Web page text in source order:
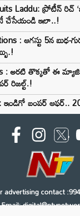
Laddu: ప్రోటీన్ రిచ్
చేసేయండి ఇలా..!
: ఆగస్టు 5న
: అరటి తొక్కతో ఈ
రిజల్ట్.!
ఇండిగో బంపర్ ఆఫర్..
advertising contact
Email: